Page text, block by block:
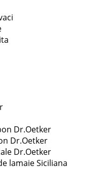
Dr.Oetker
Dr.Oetker
Dr.Oetker
lamaie Siciliana